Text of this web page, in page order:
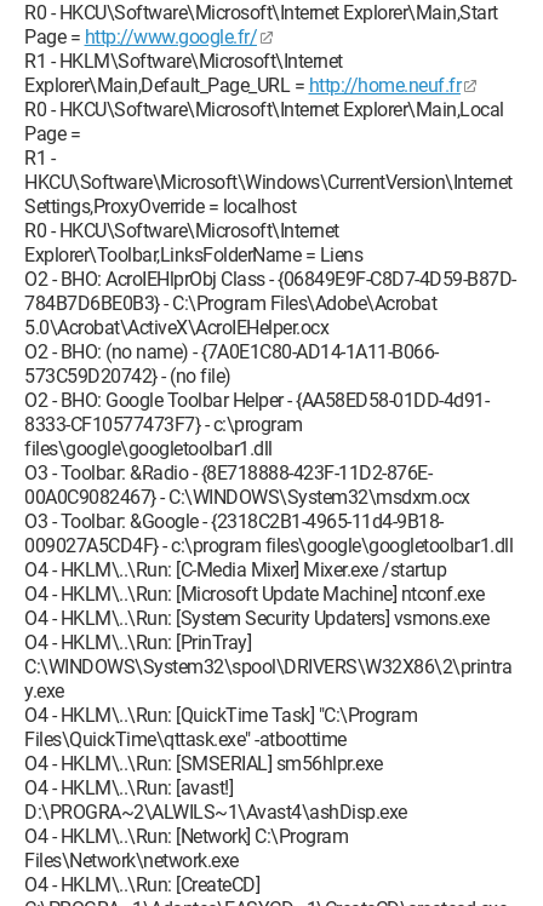
R0 - HKCU\Software\Microsoft\Internet Explorer\Main,Start
Page = http://www.google.fr/
R1 - HKLM\Software\Microsoft\Internet
Explorer\Main,Default_Page_URL = http://home.neuf.fr
R0 - HKCU\Software\Microsoft\Internet Explorer\Main,Local
Page =
R1 -
HKCU\Software\Microsoft\Windows\CurrentVersion\Internet
Settings,ProxyOverride = localhost
R0 - HKCU\Software\Microsoft\Internet
Explorer\Toolbar,LinksFolderName = Liens
O2 - BHO: AcroIEHlprObj Class - {06849E9F-C8D7-4D59-B87D-
784B7D6BE0B3} - C:\Program Files\Adobe\Acrobat
5.0\Acrobat\ActiveX\AcroIEHelper.ocx
O2 - BHO: (no name) - {7A0E1C80-AD14-1A11-B066-
573C59D20742} - (no file)
O2 - BHO: Google Toolbar Helper - {AA58ED58-01DD-4d91-
8333-CF10577473F7} - c:\program
files\google\googletoolbar1.dll
O3 - Toolbar: &Radio - {8E718888-423F-11D2-876E-
00A0C9082467} - C:\WINDOWS\System32\msdxm.ocx
O3 - Toolbar: &Google - {2318C2B1-4965-11d4-9B18-
009027A5CD4F} - c:\program files\google\googletoolbar1.dll
O4 - HKLM\..\Run: [C-Media Mixer] Mixer.exe /startup
O4 - HKLM\..\Run: [Microsoft Update Machine] ntconf.exe
O4 - HKLM\..\Run: [System Security Updaters] vsmons.exe
O4 - HKLM\..\Run: [PrinTray]
C:\WINDOWS\System32\spool\DRIVERS\W32X86\2\printra
y.exe
O4 - HKLM\..\Run: [QuickTime Task] "C:\Program
Files\QuickTime\qttask.exe" -atboottime
O4 - HKLM\..\Run: [SMSERIAL] sm56hlpr.exe
O4 - HKLM\..\Run: [avast!]
D:\PROGRA~2\ALWILS~1\Avast4\ashDisp.exe
O4 - HKLM\..\Run: [Network] C:\Program
Files\Network\network.exe
O4 - HKLM\..\Run: [CreateCD]